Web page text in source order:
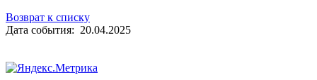
Возврат к списку
Дата события: 20.04.2025